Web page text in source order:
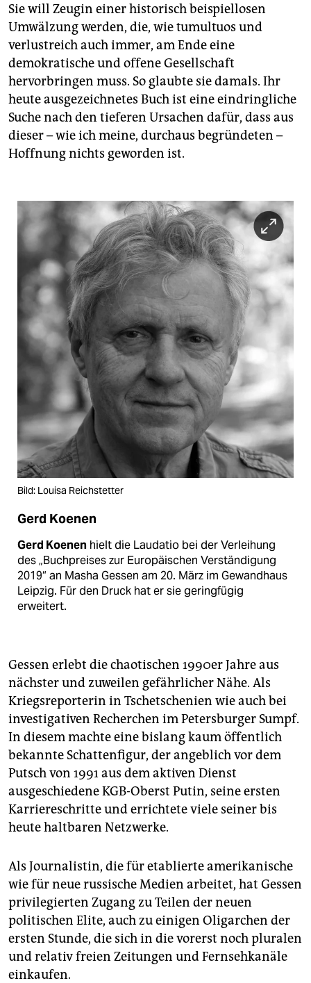
Sie will Zeugin einer historisch beispiellosen
Umwälzung werden, die, wie tumultuos und
verlustreich auch immer, am Ende eine
demokratische und offene Gesellschaft
hervorbringen muss. So glaubte sie damals. Ihr
heute ausgezeichnetes Buch ist eine eindringliche
Suche nach den tieferen Ursachen dafür, dass aus
dieser – wie ich meine, durchaus begründeten –
Hoffnung nichts geworden ist.
Bild: Louisa Reichstetter
Gerd Koenen
Gerd Koenen hielt die Laudatio bei der Verleihung
des „Buchpreises zur Europäischen Verständigung
2019“ an Masha Gessen am 20. März im Gewandhaus
Leipzig. Für den Druck hat er sie geringfügig
erweitert.
Gessen erlebt die chaotischen 1990er Jahre aus
nächster und zuweilen gefährlicher Nähe. Als
Kriegsreporterin in Tsche­tsche­nien wie auch bei
investigativen Recherchen im Petersburger Sumpf.
In diesem machte eine bislang kaum öffentlich
bekannte Schattenfigur, der angeblich vor dem
Putsch von 1991 aus dem aktiven Dienst
ausgeschiedene KGB-Oberst Putin, seine ersten
Karriereschritte und errichtete viele seiner bis
heute haltbaren Netzwerke.
Als Journalistin, die für etablierte amerikanische
wie für neue russische Medien arbeitet, hat Gessen
privilegierten Zugang zu Teilen der neuen
politischen Elite, auch zu einigen Oligarchen der
ersten Stunde, die sich in die vorerst noch pluralen
und relativ freien Zeitungen und Fernsehkanäle
einkaufen.